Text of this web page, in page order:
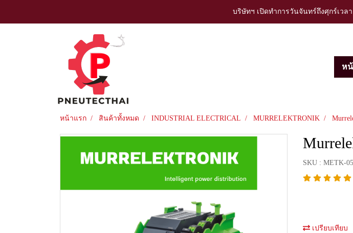
บริษัทฯ เปิดทำการวันจันทร์ถึงศุกร์เวลา
ห
หน้าแรก สินค้าทั้งหมด INDUSTRIAL ELECTRICAL MURRELEKTRONIK
SKU : METK-05
เปรียบเทียบ